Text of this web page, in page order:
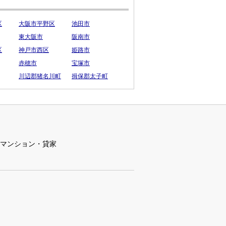
大阪市平野区
池田市
東大阪市
阪南市
神戸市西区
姫路市
赤穂市
宝塚市
川辺郡猪名川町
揖保郡太子町
ンション・貸家